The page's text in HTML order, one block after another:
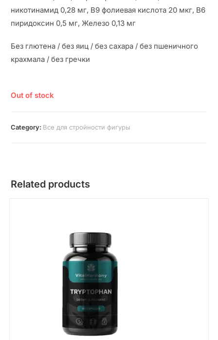
никотинамид 0,28 мг, В9 фолиевая кислота 20 мкг, В6
пиридоксин 0,5 мг, Железо 0,13 мг
Без глютена / без яиц / без сахара / без пшеничного
крахмала / без гречки
Out of stock
Category: Все для стройности фигуры
Related products